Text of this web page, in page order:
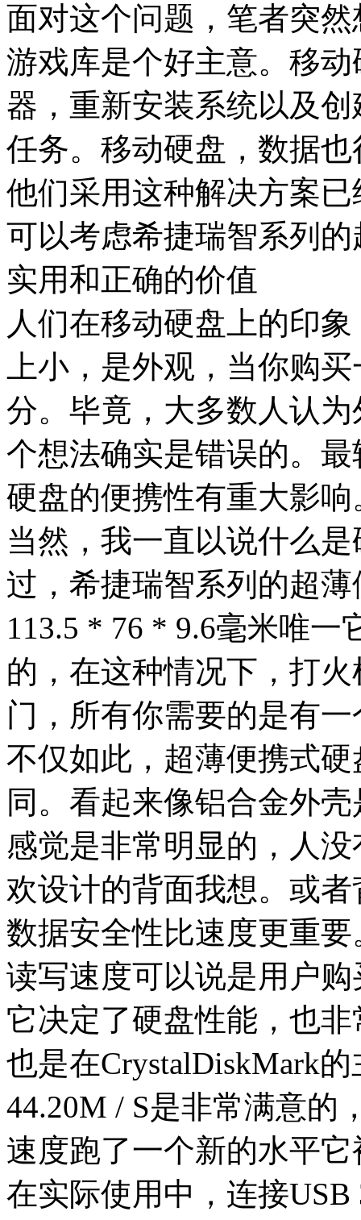
面对这个问题，笔者突
游戏库是个好主意。移
器，重新安装系统以及
任务。移动硬盘，数据
他们采用这种解决方案
可以考虑希捷瑞智系列
实用和正确的价值
人们在移动硬盘上的印
上小，是外观，当你购
分。毕竟，大多数人认
个想法确实是错误的。
硬盘的便携性有重大影响
当然，我一直以说什么
过，希捷瑞智系列的超
113.5 * 76 * 9.6毫米唯一
的，在这种情况下，打
门，所有你需要的是有
不仅如此，超薄便携式
同。看起来像铝合金外
感觉是非常明显的，人
欢设计的背面我想。或
数据安全性比速度更重要
读写速度可以说是用户
它决定了硬盘性能，也
也是在CrystalDiskMark
44.20M / S是非常满意的
速度跑了一个新的水平
在实际使用中，连接